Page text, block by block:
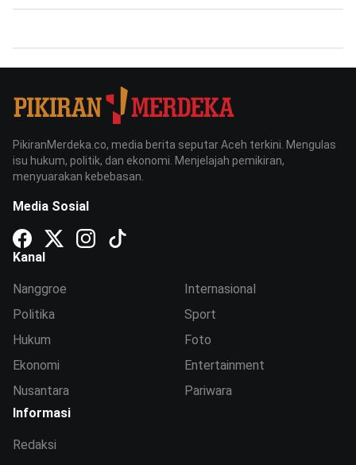
PikiranMerdeka.co, media berita seputar Aceh terkini. Mengulas
isu hukum, politik, dan ekonomi. Menjelajah pemikiran,
menyuarakan kebebasan.
Media Sosial
Kanal
Nanggroe
Politika
Hukum
Ekonomi
Nusantara
Internasional
Sport
Foto
Entertainment
Pariwara
Informasi
Redaksi